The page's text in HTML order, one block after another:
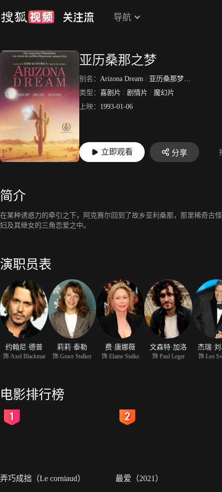
导航
亚历桑那之梦
别名： Arizona Dream / 亚历桑那梦游
类型： 喜剧片 / 剧情片 / 魔幻片
上映： 1993-01-06
立即观看 分享
简介
在某种诱惑力的牵引之下，阿克赛尔回到了故乡亚利桑那，那里稀奇古
妇及其继女的三角恋爱之中。
演职员表
约翰尼·德普
饰 Axel Blackmar
莉莉·泰勒
饰 Grace Stalker
费·唐娜薇
饰 Elaine Stalke
文森特·加洛
饰 Paul Leger
杰瑞·
饰 Leo
电影排行榜
弄巧成拙（Le corniaud） 最爱（2021）